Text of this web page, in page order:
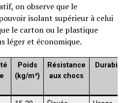
on observe que le
isolant supérieur à celui
le carton ou le plastique
léger et économique.
Poids
(kg/m³)
Résistance
aux chocs